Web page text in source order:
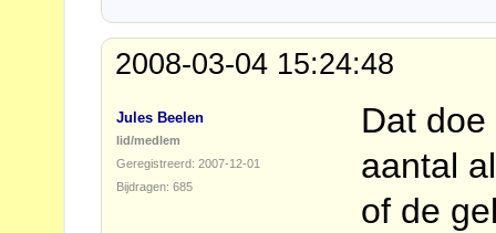
2008-03-04 15:24:48
Jules Beelen
lid/medlem
Geregistreerd: 2007-12-01
Bijdragen: 685
Dat
aantal
of de